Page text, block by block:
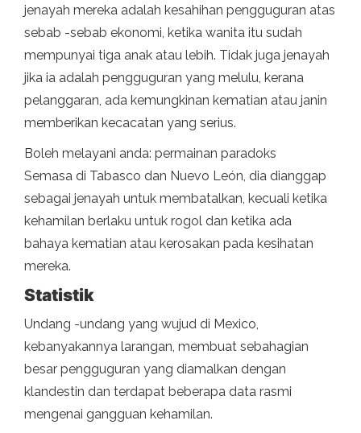
jenayah mereka adalah kesahihan pengguguran atas
sebab -sebab ekonomi, ketika wanita itu sudah
mempunyai tiga anak atau lebih. Tidak juga jenayah
jika ia adalah pengguguran yang melulu, kerana
pelanggaran, ada kemungkinan kematian atau janin
memberikan kecacatan yang serius.
Boleh melayani anda: permainan paradoks
Semasa di Tabasco dan Nuevo León, dia dianggap
sebagai jenayah untuk membatalkan, kecuali ketika
kehamilan berlaku untuk rogol dan ketika ada
bahaya kematian atau kerosakan pada kesihatan
mereka.
Statistik
Undang -undang yang wujud di Mexico,
kebanyakannya larangan, membuat sebahagian
besar pengguguran yang diamalkan dengan
klandestin dan terdapat beberapa data rasmi
mengenai gangguan kehamilan.